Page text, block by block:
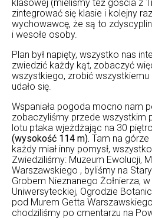
klasowej (mieliśmy też gościa z
zintegrować się klasie i kolejny
wychowawcę, że są to
i wesołe osoby.
Plan był napięty, wszystko nas
zwiedzić każdy kąt, zobaczyć
wszystkiego, zrobić wszystkiemu
udało się.
Wspaniała pogoda mocno nam
zobaczyliśmy przede wszystkim
lotu ptaka wjeżdżając na 30
(wysokość 114 m). Tam na
każdy miał inny pomysł,
Zwiedziliśmy: Muzeum Ewolucji,
Warszawskiego , byliśmy na
Grobem Nieznanego Żołnierza,
Uniwersyteckiej, Ogrodzie
pod Murem Getta
chodziliśmy po cmentarzu na